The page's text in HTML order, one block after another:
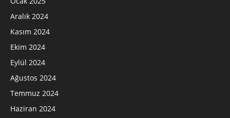
Aralık 2024
Kasım 2024
Ekim 2024
Eylül 2024
Ağustos 2024
Temmuz 2024
Haziran 2024